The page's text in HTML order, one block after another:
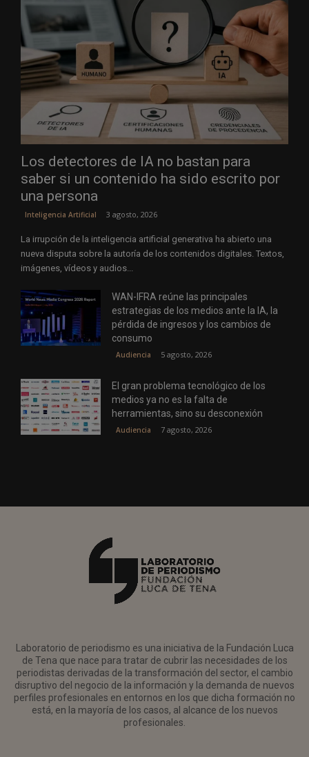
Los detectores de IA no bastan para
saber si un contenido ha sido escrito por
una persona
Inteligencia Artificial 3 agosto, 2026
La irrupción de la inteligencia artificial generativa ha abierto una
nueva disputa sobre la autoría de los contenidos digitales. Textos,
imágenes, vídeos y audios...
WAN-IFRA reúne las principales
estrategias de los medios ante la IA, la
pérdida de ingresos y los cambios de
consumo
Audiencia 5 agosto, 2026
El gran problema tecnológico de los
medios ya no es la falta de
herramientas, sino su desconexión
Audiencia 7 agosto, 2026
Laboratorio de periodismo es una iniciativa de la Fundación Luca
de Tena que nace para tratar de cubrir las necesidades de los
periodistas derivadas de la transformación del sector, el cambio
disruptivo del negocio de la información y la demanda de nuevos
perfiles profesionales en entornos en los que dicha formación no
está, en la mayoría de los casos, al alcance de los nuevos
profesionales.